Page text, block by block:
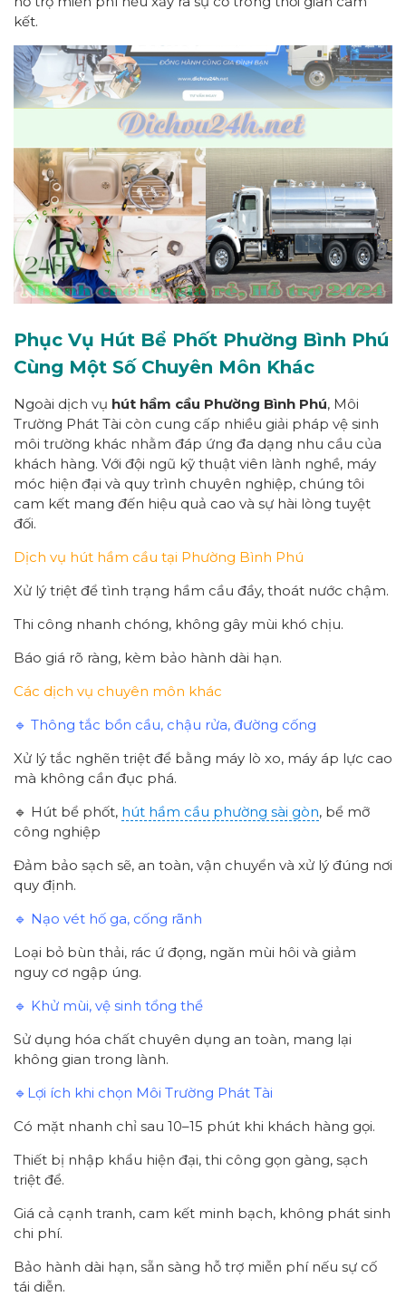
kết.
Phục Vụ Hút Bể Phốt Phường Bình Phú
Cùng Một Số Chuyên Môn Khác
Ngoài dịch vụ hút hầm cầu Phường Bình Phú, Môi
Trường Phát Tài còn cung cấp nhiều giải pháp vệ sinh
môi trường khác nhằm đáp ứng đa dạng nhu cầu của
khách hàng. Với đội ngũ kỹ thuật viên lành nghề, máy
móc hiện đại và quy trình chuyên nghiệp, chúng tôi
cam kết mang đến hiệu quả cao và sự hài lòng tuyệt
đối.
Dịch vụ hút hầm cầu tại Phường Bình Phú
Xử lý triệt để tình trạng hầm cầu đầy, thoát nước chậm.
Thi công nhanh chóng, không gây mùi khó chịu.
Báo giá rõ ràng, kèm bảo hành dài hạn.
Các dịch vụ chuyên môn khác
🔹 Thông tắc bồn cầu, chậu rửa, đường cống
Xử lý tắc nghẽn triệt để bằng máy lò xo, máy áp lực cao
mà không cần đục phá.
🔹 Hút bể phốt, hút hầm cầu phường sài gòn, bể mỡ
công nghiệp
Đảm bảo sạch sẽ, an toàn, vận chuyển và xử lý đúng nơi
quy định.
🔹 Nạo vét hố ga, cống rãnh
Loại bỏ bùn thải, rác ứ đọng, ngăn mùi hôi và giảm
nguy cơ ngập úng.
🔹 Khử mùi, vệ sinh tổng thể
Sử dụng hóa chất chuyên dụng an toàn, mang lại
không gian trong lành.
🔹Lợi ích khi chọn Môi Trường Phát Tài
Có mặt nhanh chỉ sau 10–15 phút khi khách hàng gọi.
Thiết bị nhập khẩu hiện đại, thi công gọn gàng, sạch
triệt để.
Giá cả cạnh tranh, cam kết minh bạch, không phát sinh
chi phí.
Bảo hành dài hạn, sẵn sàng hỗ trợ miễn phí nếu sự cố
tái diễn.